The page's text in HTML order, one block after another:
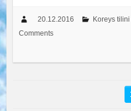
20.12.2016 Koreys
Comments